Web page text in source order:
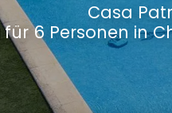
Casa
für 6 Personen in